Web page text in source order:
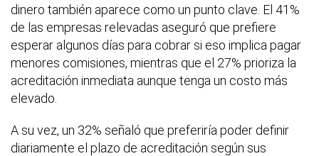
dinero también aparece como un punto clave. El 41%
de las empresas relevadas aseguró que prefiere
esperar algunos días para cobrar si eso implica pagar
menores comisiones, mientras que el 27% prioriza la
acreditación inmediata aunque tenga un costo más
elevado.
A su vez, un 32% señaló que preferiría poder definir
diariamente el plazo de acreditación según sus